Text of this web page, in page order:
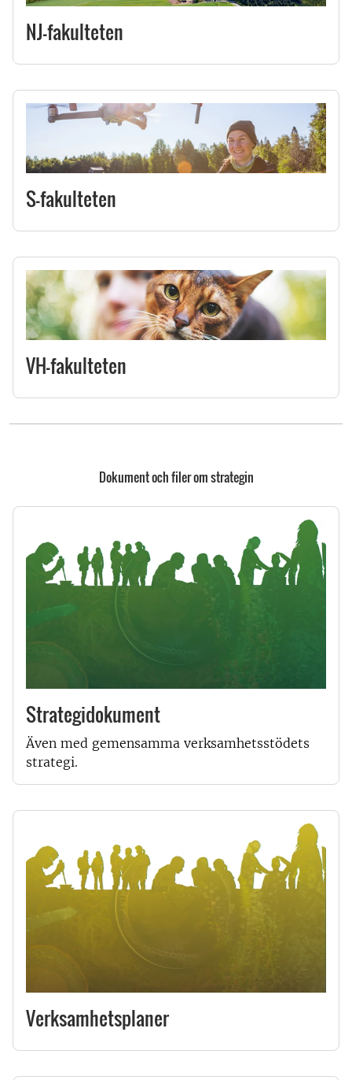
NJ-fakulteten
S-fakulteten
VH-fakulteten
Dokument och filer om strategin
Strategidokument
Även med gemensamma verksamhetsstödets
strategi.
Verksamhetsplaner